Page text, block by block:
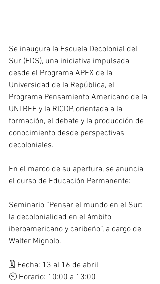
Se inaugura la Escuela Decolonial del
Sur (EDS), una iniciativa impulsada
desde el Programa APEX de la
Universidad de la República, el
Programa Pensamiento Americano de la
UNTREF y la RICDP, orientada a la
formación, el debate y la producción de
conocimiento desde perspectivas
decoloniales.
En el marco de su apertura, se anuncia
el curso de Educación Permanente:
Seminario “Pensar el mundo en el Sur:
la decolonialidad en el ámbito
iberoamericano y caribeño”, a cargo de
Walter Mignolo.
🗓️ Fecha: 13 al 16 de abril
🕙 Horario: 10:00 a 13:00